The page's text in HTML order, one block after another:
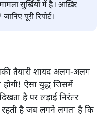
सुर्खियों में है। आख़िर
पूरी रिपोर्ट।
तैयारी शायद अलग-अलग
ऐसा युद्ध जिसमें
है पर लड़ाई निरंतर
रहती है जब लगने लगता है कि